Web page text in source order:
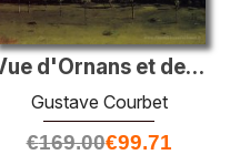
Vue d'Ornans et de son clocher d'église
Gustave Courbet
€169.00€99.71